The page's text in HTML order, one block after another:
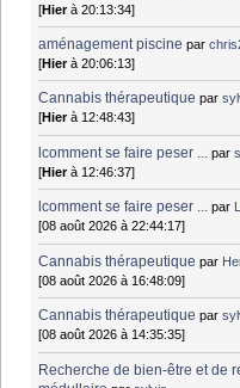
[Hierà 20:13:34]
aménagement piscine par
[Hierà 20:06:13]
Cannabis thérapeutique par
[Hierà 12:48:43]
lcomment se faire peser ... par
[Hierà 12:46:37]
lcomment se faire peser ... par
[08 août 2026 à 22:44:17]
Cannabis thérapeutique par
[08 août 2026 à 16:48:09]
Cannabis thérapeutique par
[08 août 2026 à 14:35:35]
Recherche de bien-être et de